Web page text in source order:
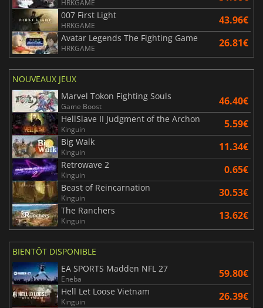
HRKGAME
007 First Light
HRKGAME 43.96€
Avatar Legends The Fighting Game
HRKGAME 26.81€
NOUVEAUX JEUX
Marvel Tokon Fighting Souls
Game Boost 46.40€
HellSlave II Judgment of the Archon
Kinguin 5.59€
Big Walk
Kinguin 11.34€
Retrowave 2
Kinguin 0.65€
Beast of Reincarnation
Kinguin 30.53€
The Ranchers
Kinguin 13.62€
BIENTÔT DISPONIBLE
EA SPORTS Madden NFL 27
Eneba 59.80€
Hell Let Loose Vietnam
Kinguin 26.39€